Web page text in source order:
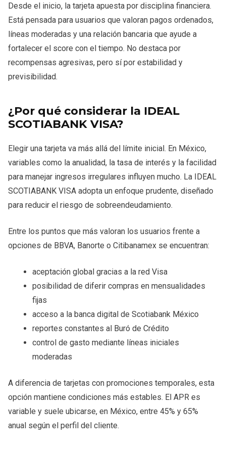
Desde el inicio, la tarjeta apuesta por disciplina financiera.
Está pensada para usuarios que valoran pagos ordenados,
líneas moderadas y una relación bancaria que ayude a
fortalecer el score con el tiempo. No destaca por
recompensas agresivas, pero sí por estabilidad y
previsibilidad.
¿Por qué considerar la IDEAL
SCOTIABANK VISA?
Elegir una tarjeta va más allá del límite inicial. En México,
variables como la anualidad, la tasa de interés y la facilidad
para manejar ingresos irregulares influyen mucho. La IDEAL
SCOTIABANK VISA adopta un enfoque prudente, diseñado
para reducir el riesgo de sobreendeudamiento.
Entre los puntos que más valoran los usuarios frente a
opciones de BBVA, Banorte o Citibanamex se encuentran:
aceptación global gracias a la red Visa
posibilidad de diferir compras en mensualidades
fijas
acceso a la banca digital de Scotiabank México
reportes constantes al Buró de Crédito
control de gasto mediante líneas iniciales
moderadas
A diferencia de tarjetas con promociones temporales, esta
opción mantiene condiciones más estables. El APR es
variable y suele ubicarse, en México, entre 45% y 65%
anual según el perfil del cliente.